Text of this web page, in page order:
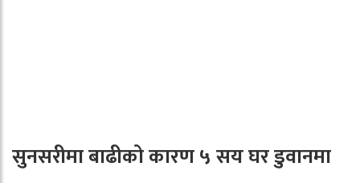
सुनसरीमा बाढीको कारण ५ सय घर डुवानमा